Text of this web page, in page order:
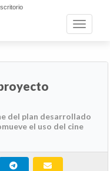
Toggle
del plan desarrollado
el uso del cine